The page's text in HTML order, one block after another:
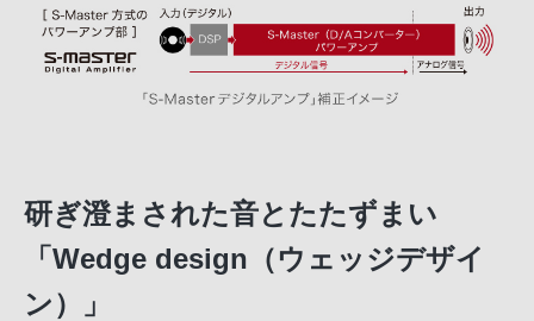
研ぎ澄まされた音とたたずまい
「Wedge design（ウェッジデザイ
ン）」